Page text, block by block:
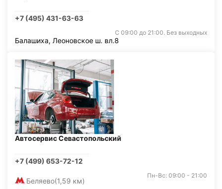
+7 (495) 431-63-63
С 09:00 до 21:00. Без выходных
Балашиха, Леоновское ш. вл.8
Автосервис Севастопольский
+7 (499) 653-72-12
Беляево(1,59 км)
Пн-Вс: 09:00 - 21:00